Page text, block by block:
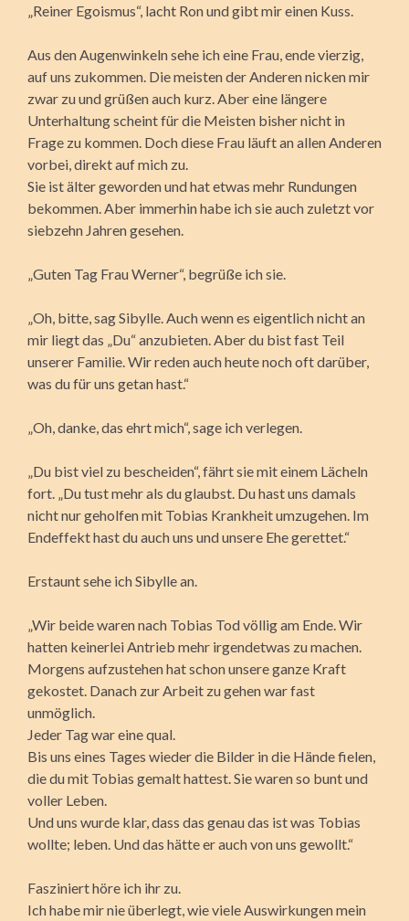
„Reiner Egoismus“, lacht Ron und gibt mir einen Kuss.
Aus den Augenwinkeln sehe ich eine Frau, ende vierzig,
auf uns zukommen. Die meisten der Anderen nicken mir
zwar zu und grüßen auch kurz. Aber eine längere
Unterhaltung scheint für die Meisten bisher nicht in
Frage zu kommen. Doch diese Frau läuft an allen Anderen
vorbei, direkt auf mich zu.
Sie ist älter geworden und hat etwas mehr Rundungen
bekommen. Aber immerhin habe ich sie auch zuletzt vor
siebzehn Jahren gesehen.
„Guten Tag Frau Werner“, begrüße ich sie.
„Oh, bitte, sag Sibylle. Auch wenn es eigentlich nicht an
mir liegt das „Du“ anzubieten. Aber du bist fast Teil
unserer Familie. Wir reden auch heute noch oft darüber,
was du für uns getan hast.“
„Oh, danke, das ehrt mich“, sage ich verlegen.
„Du bist viel zu bescheiden“, fährt sie mit einem Lächeln
fort. „Du tust mehr als du glaubst. Du hast uns damals
nicht nur geholfen mit Tobias Krankheit umzugehen. Im
Endeffekt hast du auch uns und unsere Ehe gerettet.“
Erstaunt sehe ich Sibylle an.
„Wir beide waren nach Tobias Tod völlig am Ende. Wir
hatten keinerlei Antrieb mehr irgendetwas zu machen.
Morgens aufzustehen hat schon unsere ganze Kraft
gekostet. Danach zur Arbeit zu gehen war fast
unmöglich.
Jeder Tag war eine qual.
Bis uns eines Tages wieder die Bilder in die Hände fielen,
die du mit Tobias gemalt hattest. Sie waren so bunt und
voller Leben.
Und uns wurde klar, dass das genau das ist was Tobias
wollte; leben. Und das hätte er auch von uns gewollt.“
Fasziniert höre ich ihr zu.
Ich habe mir nie überlegt, wie viele Auswirkungen mein